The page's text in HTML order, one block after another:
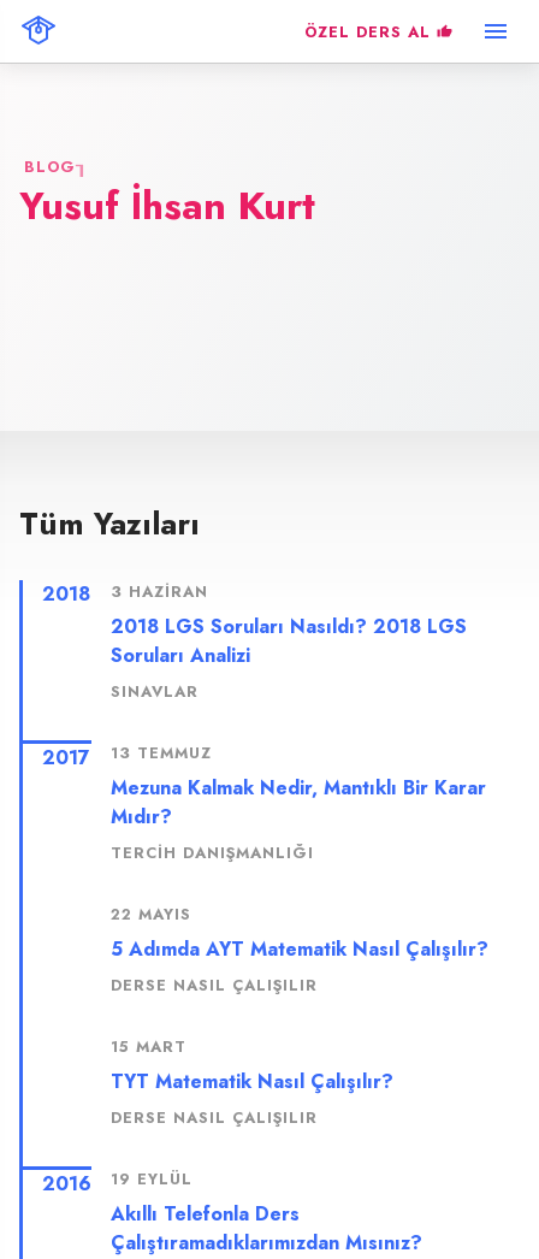
ÖZEL DERS AL
BLOG
Yusuf İhsan Kurt
Tüm Yazıları
2018 3 HAZIRAN
2018 LGS Soruları Nasıldı? 2018 LGS
Soruları Analizi
SINAVLAR
2017 13 TEMMUZ
Mezuna Kalmak Nedir, Mantıklı Bir Karar
Mıdır?
TERCIH DANIŞMANLIĞI
22 MAYIS
5 Adımda AYT Matematik Nasıl Çalışılır?
DERSE NASIL ÇALIŞILIR
15 MART
TYT Matematik Nasıl Çalışılır?
DERSE NASIL ÇALIŞILIR
2016 19 EYLÜL
Akıllı Telefonla Ders
Çalıştıramadıklarımızdan Mısınız?